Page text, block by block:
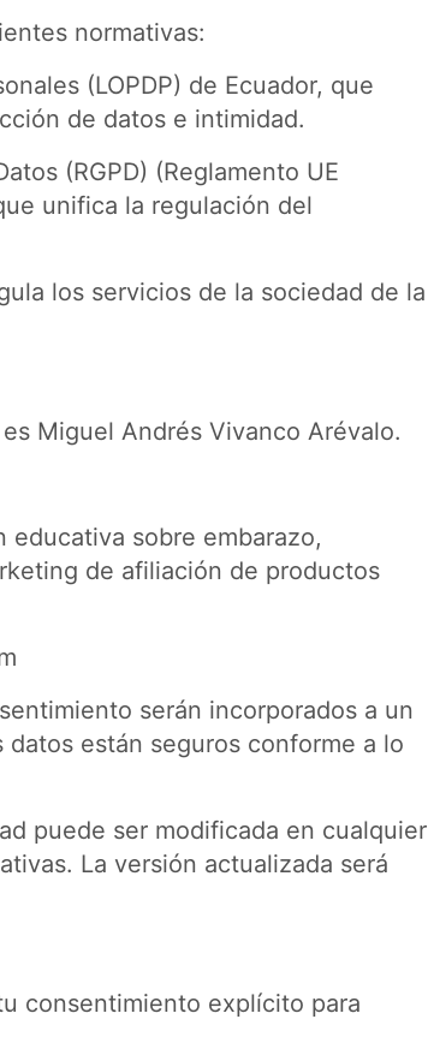
normativas:
(LOPDP) de Ecuador, que
de datos e intimidad.
(RGPD) (Reglamento UE
unifica la regulación del
los servicios de la sociedad de la
Miguel Andrés Vivanco Arévalo.
sobre embarazo,
de afiliación de productos
serán incorporados a un
están seguros conforme a lo
puede ser modificada en cualquier
La versión actualizada será
consentimiento explícito para